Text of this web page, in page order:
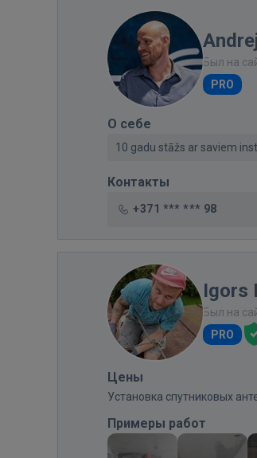
Был на
PRO
О себе
10 gadu stāžs ar saviem
Контакты
+371 *** *** 98
Igors
Был на
PRO
Цены
Установка спутниковых
Примеры работ